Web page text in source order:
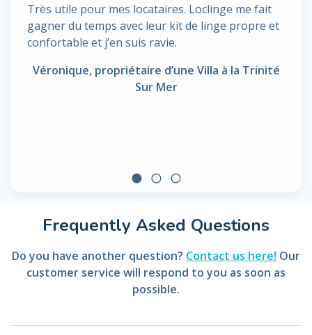
Très utile pour mes locataires. Loclinge me fait
gagner du temps avec leur kit de linge propre et
confortable et j’en suis ravie.
Véronique, propriétaire d’une Villa à la Trinité
Sur Mer
circle radio_button_unchecked radio_button_unchecked
Frequently Asked Questions
Do you have another question? Contact us here! Our
customer service will respond to you as soon as
possible.